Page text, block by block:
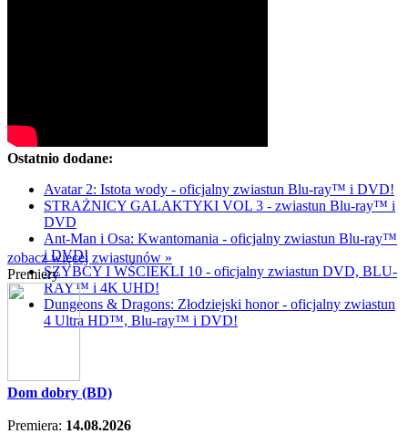
Ostatnio dodane:
Avatar 2: Istota wody - oficjalny zwiastun Blu-ray™ i DVD!
STRAŻNICY GALAKTYKI VOL 3 - zwiastun Blu-ray™ i
DVD
Ant-Man i Osa: Kwantomania - oficjalny zwiastun Blu-ray™
i DVD!
SZYBCY I WŚCIEKLI 10 - oficjalny zwiastun DVD, BLU-
RAY™ i 4K UHD!
Dungeons & Dragons: Złodziejski honor - oficjalny zwiastun
4 Ultra HD™, Blu-ray™ i DVD!
zobacz więcej zwiastunów »
Premiery
Dom dobry (BD)
Premiera: 14.08.2026